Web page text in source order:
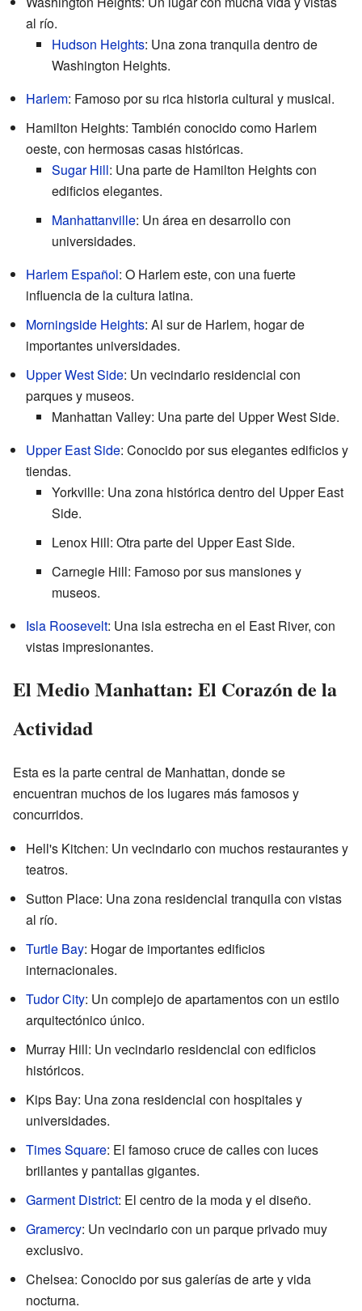
al río.
Hudson Heights: Una zona tranquila dentro de
Washington Heights.
Harlem: Famoso por su rica historia cultural y musical.
Hamilton Heights: También conocido como Harlem
oeste, con hermosas casas históricas.
Sugar Hill: Una parte de Hamilton Heights con
edificios elegantes.
Manhattanville: Un área en desarrollo con
universidades.
Harlem Español: O Harlem este, con una fuerte
influencia de la cultura latina.
Morningside Heights: Al sur de Harlem, hogar de
importantes universidades.
Upper West Side: Un vecindario residencial con
parques y museos.
Manhattan Valley: Una parte del Upper West Side.
Upper East Side: Conocido por sus elegantes edificios y
tiendas.
Yorkville: Una zona histórica dentro del Upper East
Side.
Lenox Hill: Otra parte del Upper East Side.
Carnegie Hill: Famoso por sus mansiones y
museos.
Isla Roosevelt: Una isla estrecha en el East River, con
vistas impresionantes.
El Medio Manhattan: El Corazón de la
Actividad
Esta es la parte central de Manhattan, donde se
encuentran muchos de los lugares más famosos y
concurridos.
Hell's Kitchen: Un vecindario con muchos restaurantes y
teatros.
Sutton Place: Una zona residencial tranquila con vistas
al río.
Turtle Bay: Hogar de importantes edificios
internacionales.
Tudor City: Un complejo de apartamentos con un estilo
arquitectónico único.
Murray Hill: Un vecindario residencial con edificios
históricos.
Kips Bay: Una zona residencial con hospitales y
universidades.
Times Square: El famoso cruce de calles con luces
brillantes y pantallas gigantes.
Garment District: El centro de la moda y el diseño.
Gramercy: Un vecindario con un parque privado muy
exclusivo.
Chelsea: Conocido por sus galerías de arte y vida
nocturna.